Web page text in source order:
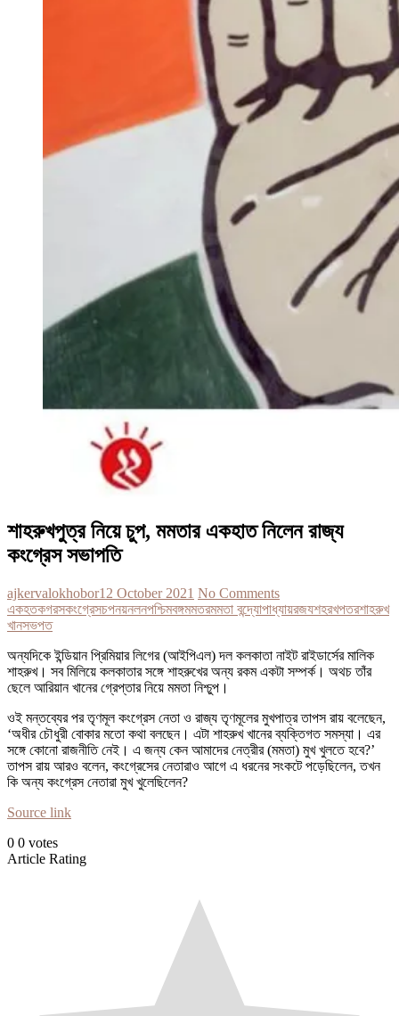
শাহরুখপুত্র নিয়ে চুপ, মমতার একহাত নিলেন রাজ্য
কংগ্রেস সভাপতি
ajkervalokhobor12 October 2021 No Comments
একহতকগরসকংগ্রেসচপনয়নলনপশ্চিমবঙ্গমমতরমমতা বন্দ্যোপাধ্যায়রজযশহরখপতরশাহরুখ
খানসভপত
অন্যদিকে ইন্ডিয়ান প্রিমিয়ার লিগের (আইপিএল) দল কলকাতা নাইট রাইডার্সের মালিক
শাহরুখ। সব মিলিয়ে কলকাতার সঙ্গে শাহরুখের অন্য রকম একটা সম্পর্ক। অথচ তাঁর
ছেলে আরিয়ান খানের গ্রেপ্তার নিয়ে মমতা নিশ্চুপ।
ওই মন্তব্যের পর তৃণমূল কংগ্রেস নেতা ও রাজ্য তৃণমূলের মুখপাত্র তাপস রায় বলেছেন,
‘অধীর চৌধুরী বোকার মতো কথা বলছেন। এটা শাহরুখ খানের ব্যক্তিগত সমস্যা। এর
সঙ্গে কোনো রাজনীতি নেই। এ জন্য কেন আমাদের নেত্রীর (মমতা) মুখ খুলতে হবে?’
তাপস রায় আরও বলেন, কংগ্রেসের নেতারাও আগে এ ধরনের সংকটে পড়েছিলেন, তখন
কি অন্য কংগ্রেস নেতারা মুখ খুলেছিলেন?
Source link
0 0 votes
Article Rating